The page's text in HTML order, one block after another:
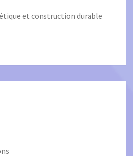
et construction durable